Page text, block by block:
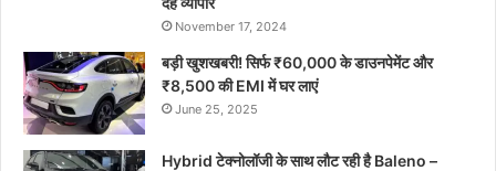
November 17, 2024
बड़ी खुशखबरी! सिर्फ ₹60,000 के डाउनपेमेंट और
₹8,500 की EMI में घर लाएं
June 25, 2025
Hybrid टेक्नोलॉजी के साथ लौट रही है Baleno –